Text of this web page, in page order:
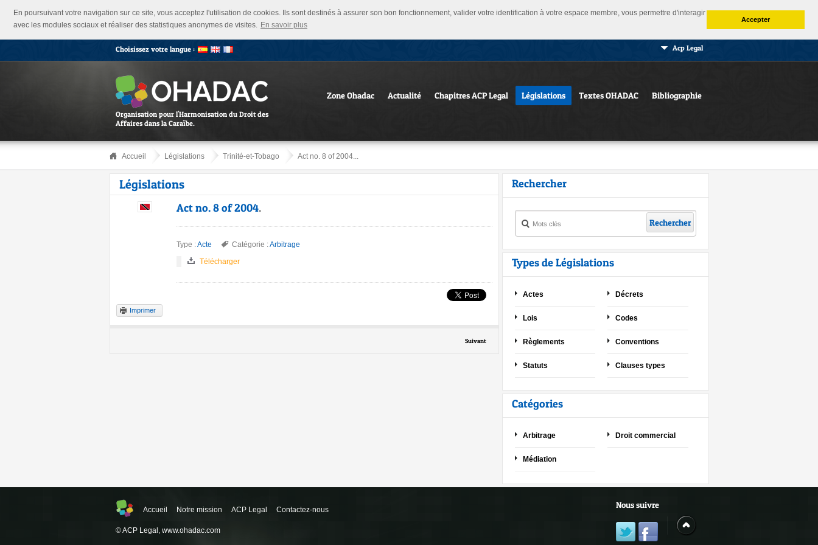
En poursuivant votre navigation sur ce site, vous acceptez l'utilisation de cookies. Ils sont destinés à assurer son bon fonctionnement, valider votre identification à votre espace membre, vous permettre d'interagir
avec les modules sociaux et réaliser des statistiques anonymes de visites. En savoir plus
Accepter
Choisissez votre langue : Acp Legal
Organisation pour l'Harmonisation du Droit des
Affaires dans la Caraïbe.
Zone Ohadac Actualité Chapitres ACP Legal Législations Textes OHADAC Bibliographie
Accueil Législations Trinité-et-Tobago Act no. 8 of 2004...
Législations
Act no. 8 of 2004.
Type :Acte Catégorie :Arbitrage
Télécharger
Imprimer
Suivant
Rechercher
Rechercher
Types de Législations
Actes Décrets
Lois Codes
Règlements Conventions
Statuts Clauses types
Catégories
Arbitrage Droit commercial
Médiation
Accueil Notre mission ACP Legal Contactez-nous
© ACP Legal, www.ohadac.com
Nous suivre